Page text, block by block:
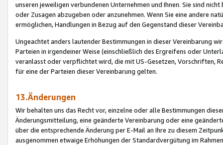
unseren jeweiligen verbundenen Unternehmen und Ihnen. Sie sind
oder Zusagen abzugeben oder anzunehmen. Wenn Sie eine andere
ermöglichen, Handlungen in Bezug auf den Gegenstand dieser
Ungeachtet anders lautender Bestimmungen in dieser Vereinbarung
Parteien in irgendeiner Weise (einschließlich des Ergreifens oder
veranlasst oder verpflichtet wird, die mit US-Gesetzen, Vorschriften,
für eine der Parteien dieser Vereinbarung gelten.
13.Änderungen
Wir behalten uns das Recht vor, einzelne oder alle Bestimmungen
Änderungsmitteilung, eine geänderte Vereinbarung oder eine
über die entsprechende Änderung per E-Mail an Ihre zu diesem
ausgenommen etwaige Erhöhungen der Standardvergütung im